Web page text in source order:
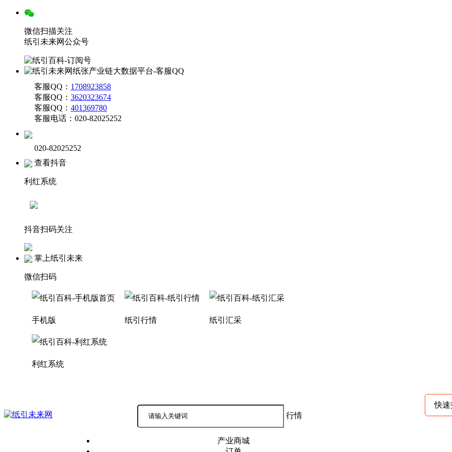
微信扫描关注
纸引未来网公众号
客服QQ： 1708923858
客服QQ： 3620323674
客服QQ： 401369780
客服电话：020-82025252
020-82025252
查看抖音
利红系统
抖音扫码关注
掌上纸引未来
微信扫码
手机版 纸引行情 纸引汇采
利红系统
行情
产业商城
快